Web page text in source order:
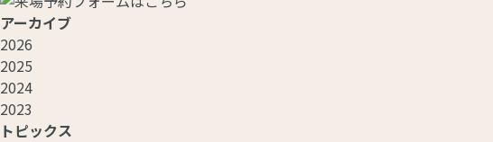
アーカイブ
2026
2025
2024
2023
トピックス